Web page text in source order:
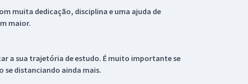
muita dedicação, disciplina e uma ajuda de
maior.
a sua trajetória de estudo. É muito importante se
se distanciando ainda mais.